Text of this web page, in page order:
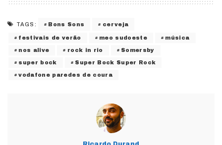
TAGS: Bons Sons cerveja
festivais de verão meo sudoeste música
nos alive rock in rio Somersby
super bock Super Bock Super Rock
vodafone paredes de coura